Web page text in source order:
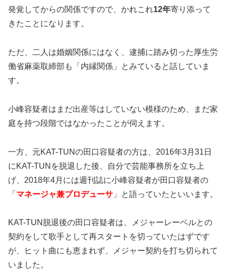
発覚してからの関係ですので、かれこれ12年寄り添って
きたことになります。
ただ、二人は婚姻関係にはなく、逮捕に踏み切った厚生労
働省麻薬取締部も「内縁関係」とみていると話していま
す。
小峰容疑者はまだ出産等はしていない模様のため、まだ家
庭を持つ段階ではなかったことが伺えます。
一方、元KAT-TUNの田口容疑者の方は、2016年3月31日
にKAT-TUNを脱退した後、自分で芸能事務所を立ち上
げ、2018年4月には週刊誌に小峰容疑者が田口容疑者の
「 マネージャ兼プロデューサ 」と語っていたといいます。
KAT-TUN脱退後の田口容疑者は、メジャーレーベルとの
契約をして歌手として再スタートを切っていたはずです
が、ヒット曲にも恵まれず、メジャー契約を打ち切られて
いました。